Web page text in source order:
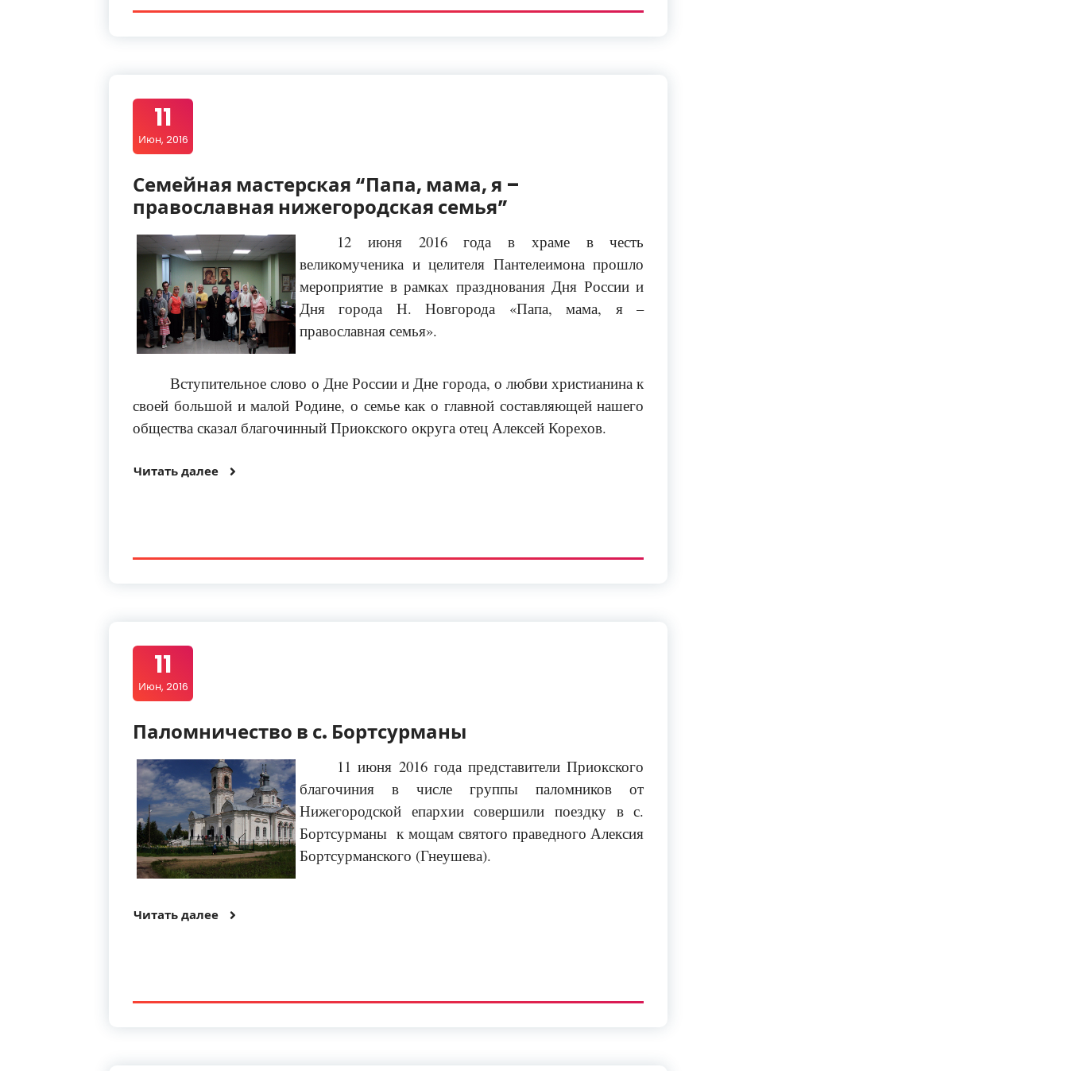
11
Июн, 2016
Семейная мастерская “Папа, мама, я –
православная нижегородская семья”
12 июня 2016 года в храме в честь
великомученика и целителя Пантелеимона прошло
мероприятие в рамках празднования Дня России и
Дня города Н. Новгорода «Папа, мама, я –
православная семья».
Вступительное слово о Дне России и Дне города, о любви христианина к
своей большой и малой Родине, о семье как о главной составляющей нашего
общества сказал благочинный Приокского округа отец Алексей Корехов.
Читать далее
11
Июн, 2016
Паломничество в с. Бортсурманы
11 июня 2016 года представители Приокского
благочиния в числе группы паломников от
Нижегородской епархии совершили поездку в с.
Бортсурманы к мощам святого праведного Алексия
Бортсурманского (Гнеушева).
Читать далее